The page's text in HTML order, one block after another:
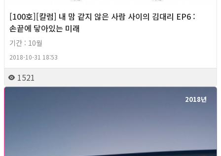
[100호][칼럼] 내 맘 같지 않은 사람 사이의 김대리 EP6 :
손끝에 닿아있는 미래
기간 : 10월
2018-10-31 18:53
1521
2018년